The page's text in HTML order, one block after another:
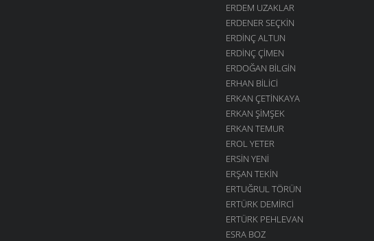
ERDEM UZAKLAR
ERDENER SEÇKIN
ERDINÇ ALTUN
ERDINÇ ÇIMEN
ERDOĞAN BILGIN
ERHAN BILICI
ERKAN ÇETINKAYA
ERKAN ŞIMŞEK
ERKAN TEMUR
EROL YETER
ERSIN YENI
ERŞAN TEKIN
ERTUĞRUL TÖRÜN
ERTÜRK DEMIRCI
ERTÜRK PEHLEVAN
ESRA BOZ